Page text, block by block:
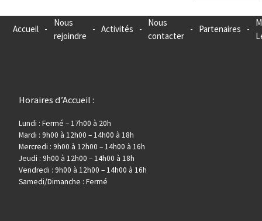
Accueil -
Nous
rejoindre
- Activités -
Nous
contacter
- Partenaires -
Horaires d’Accueil :
Lundi : Fermé – 17h00 à 20h
Mardi : 9h00 à 12h00 – 14h00 à 18h
Mercredi : 9h00 à 12h00 – 14h00 à 16h
Jeudi : 9h00 à 12h00 – 14h00 à 18h
Vendredi : 9h00 à 12h00 – 14h00 à 16h
Samedi/Dimanche : Fermé